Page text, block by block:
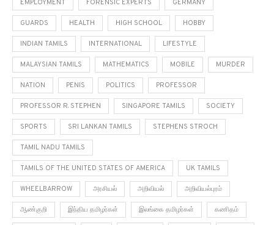
EMPLOYMENT FORENSIC EXPERTS GERMANY
GUARDS HEALTH HIGH SCHOOL HOBBY
INDIAN TAMILS INTERNATIONAL LIFESTYLE
MALAYSIAN TAMILS MATHEMATICS MOBILE MURDER
NATION PENIS POLITICS PROFESSOR
PROFESSOR R. STEPHEN SINGAPORE TAMILS SOCIETY
SPORTS SRI LANKAN TAMILS STEPHENS STROCH
TAMIL NADU TAMILS
TAMILS OF THE UNITED STATES OF AMERICA UK TAMILS
WHEELBARROW அரசியல் அறிவியல் அறிவியல்புரம்
ஆண்குறி இந்திய தமிழர்கள் இலங்கை தமிழர்கள் கணிதம்